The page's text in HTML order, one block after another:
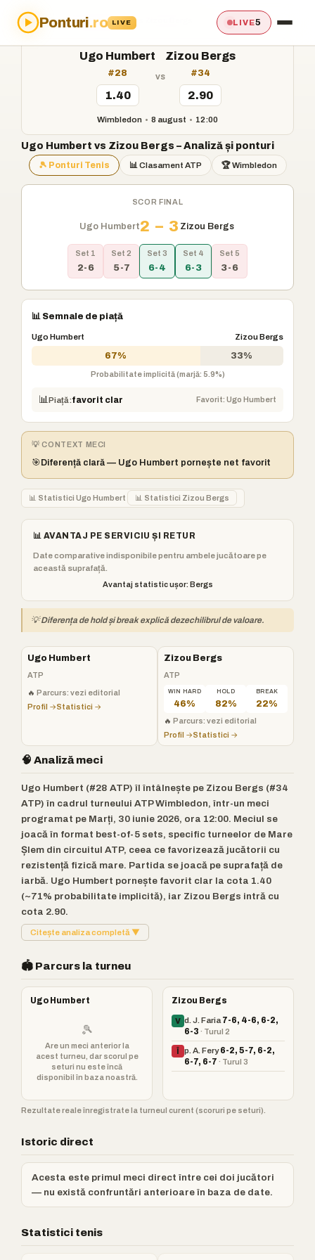
Ponturi.ro LIVE LIVE5
Acasă›Ponturi›Ugo Humbert vs Zizou Bergs
Ugo Humbert
#28
1.40
vs
Zizou Bergs
#34
2.90
Wimbledon • 8 august • 12:00
Ugo Humbert vs Zizou Bergs – Analiză și ponturi
🎾 Ponturi Tenis 📊 Clasament ATP 🏆 Wimbledon
SCOR FINAL
Ugo Humbert2 – 3 Zizou Bergs
Set 1
2-6
Set 2
5-7
Set 3
6-4
Set 4
6-3
Set 5
3-6
📊 Semnale de piață
Ugo Humbert Zizou Bergs
67% 33%
Probabilitate implicită (marjă: 5.9%)
📊 Piață:favorit clar Favorit: Ugo Humbert
💡 CONTEXT MECI
🎯 Diferență clară — Ugo Humbert pornește net favorit
📊 Statistici Ugo Humbert 📊 Statistici Zizou Bergs
📊 AVANTAJ PE SERVICIU ȘI RETUR
Date comparative indisponibile pentru ambele jucătoare pe
această suprafață.
Avantaj statistic ușor: Bergs
💡 Diferența de hold și break explică dezechilibrul de valoare.
Ugo Humbert
ATP
🔥 Parcurs: vezi editorial
Profil →Statistici →
Zizou Bergs
ATP
WIN HARD
46%
HOLD
82%
BREAK
22%
🔥 Parcurs: vezi editorial
Profil →Statistici →
🧠 Analiză meci
Ugo Humbert (#28 ATP) îl întâlnește pe Zizou Bergs (#34
ATP) în cadrul turneului ATP Wimbledon, într-un meci
programat pe Marți, 30 iunie 2026, ora 12:00. Meciul se
joacă în format best-of-5 sets, specific turneelor de Mare
Șlem din circuitul ATP, ceea ce favorizează jucătorii cu
rezistență fizică mare. Partida se joacă pe suprafață de
iarbă. Ugo Humbert pornește favorit clar la cota 1.40
(~71% probabilitate implicită), iar Zizou Bergs intră cu
cota 2.90.
Citește analiza completă ▼
🏟️ Parcurs la turneu
Ugo Humbert
🎾
Are un meci anterior la
acest turneu, dar scorul pe
seturi nu este încă
disponibil în baza noastră.
Zizou Bergs
V d. J. Faria 7-6, 4-6, 6-2,
6-3 · Turul 2
Î p. A. Fery6-2, 5-7, 6-2,
6-7, 6-7 · Turul 3
Rezultate reale înregistrate la turneul curent (scoruri pe seturi).
Istoric direct
Acesta este primul meci direct între cei doi jucători
— nu există confruntări anterioare în baza de date.
Statistici tenis